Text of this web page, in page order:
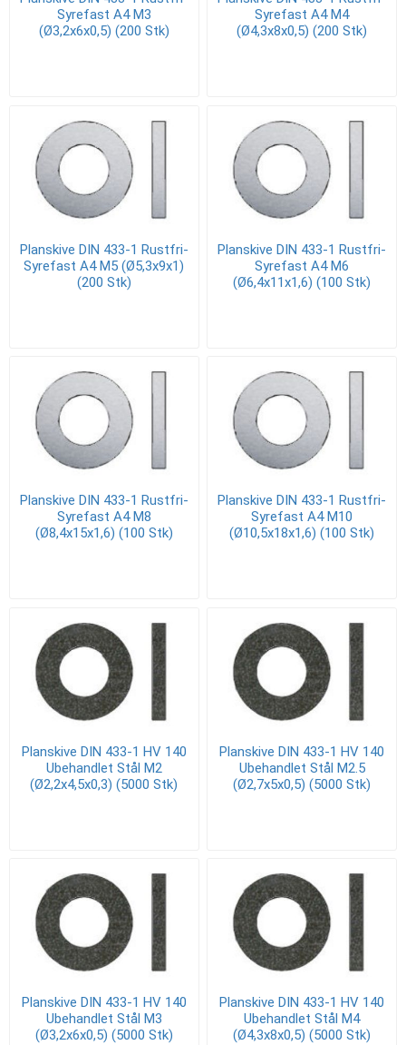
Syrefast A4 M3
(Ø3,2x6x0,5) (200 Stk)
Syrefast A4 M4
(Ø4,3x8x0,5) (200 Stk)
Planskive DIN 433-1 Rustfri-
Syrefast A4 M5 (Ø5,3x9x1)
(200 Stk)
Planskive DIN 433-1 Rustfri-
Syrefast A4 M6
(Ø6,4x11x1,6) (100 Stk)
Planskive DIN 433-1 Rustfri-
Syrefast A4 M8
(Ø8,4x15x1,6) (100 Stk)
Planskive DIN 433-1 Rustfri-
Syrefast A4 M10
(Ø10,5x18x1,6) (100 Stk)
Planskive DIN 433-1 HV 140
Ubehandlet Stål M2
(Ø2,2x4,5x0,3) (5000 Stk)
Planskive DIN 433-1 HV 140
Ubehandlet Stål M2.5
(Ø2,7x5x0,5) (5000 Stk)
Planskive DIN 433-1 HV 140
Ubehandlet Stål M3
(Ø3,2x6x0,5) (5000 Stk)
Planskive DIN 433-1 HV 140
Ubehandlet Stål M4
(Ø4,3x8x0,5) (5000 Stk)